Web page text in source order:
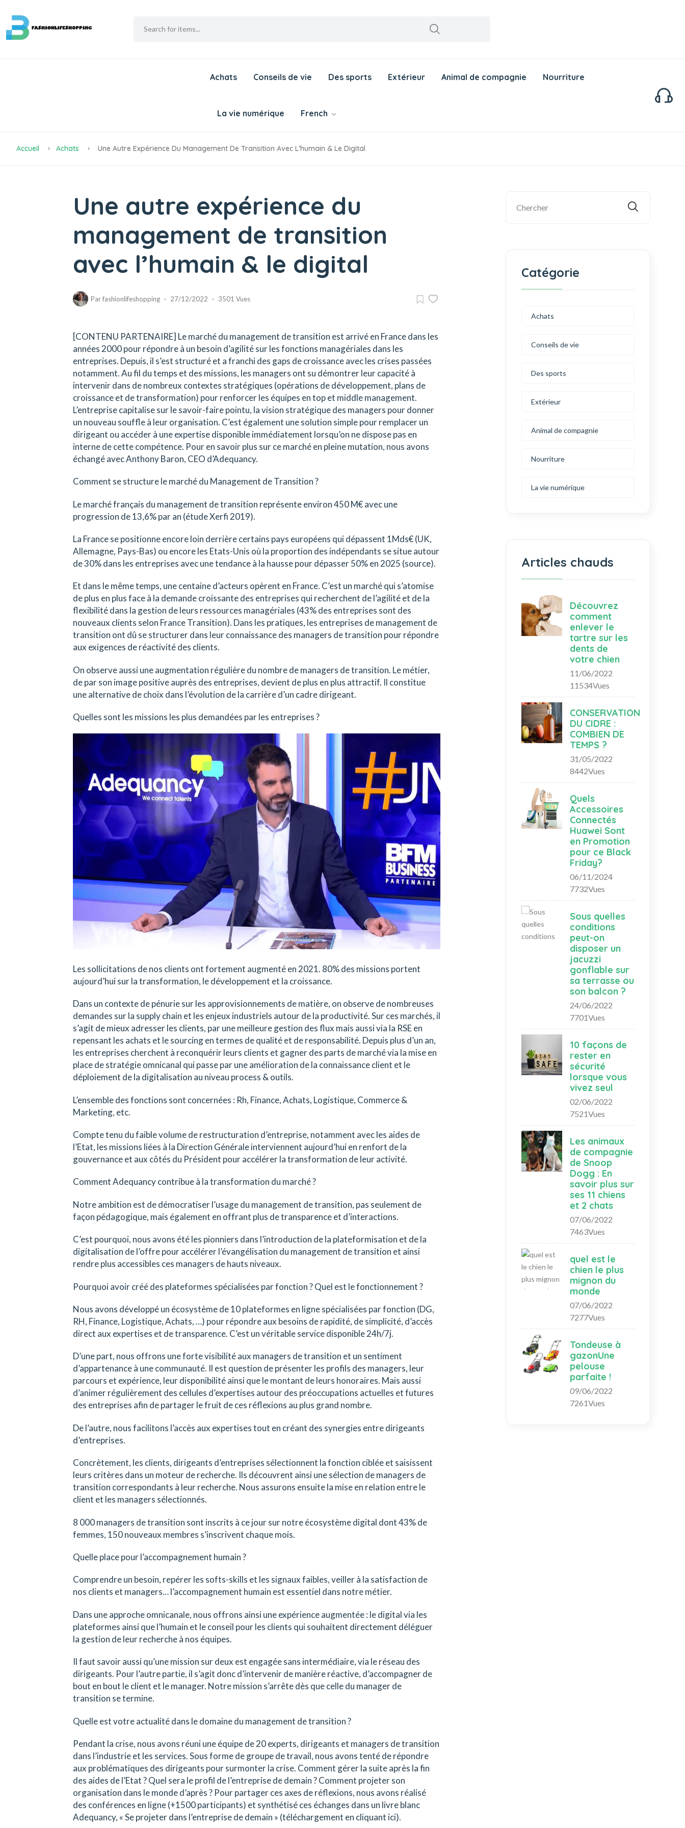
Achats Conseils de vie Des sports Extérieur Animal de compagnie Nourriture
La vie numérique French
Accueil Achats Une Autre Expérience Du Management De Transition Avec L’humain & Le Digital
Une autre expérience du
management de transition
avec l’humain & le digital
Parfashionlifeshopping 27/12/2022 3501 Vues
[CONTENU PARTENAIRE] Le marché du management de transition est arrivé en France dans les
années 2000 pour répondre à un besoin d’agilité sur les fonctions managériales dans les
entreprises. Depuis, il s’est structuré et a franchi des gaps de croissance avec les crises passées
notamment. Au fil du temps et des missions, les managers ont su démontrer leur capacité à
intervenir dans de nombreux contextes stratégiques (opérations de développement, plans de
croissance et de transformation) pour renforcer les équipes en top et middle management.
L’entreprise capitalise sur le savoir-faire pointu, la vision stratégique des managers pour donner
un nouveau souffle à leur organisation. C’est également une solution simple pour remplacer un
dirigeant ou accéder à une expertise disponible immédiatement lorsqu’on ne dispose pas en
interne de cette compétence. Pour en savoir plus sur ce marché en pleine mutation, nous avons
échangé avec Anthony Baron, CEO d’Adequancy.
Comment se structure le marché du Management de Transition ?
Le marché français du management de transition représente environ 450 M€ avec une
progression de 13,6% par an (étude Xerfi 2019).
La France se positionne encore loin derrière certains pays européens qui dépassent 1Mds€ (UK,
Allemagne, Pays-Bas) ou encore les Etats-Unis où la proportion des indépendants se situe autour
de 30% dans les entreprises avec une tendance à la hausse pour dépasser 50% en 2025 (source).
Et dans le même temps, une centaine d’acteurs opèrent en France. C’est un marché qui s’atomise
de plus en plus face à la demande croissante des entreprises qui recherchent de l’agilité et de la
flexibilité dans la gestion de leurs ressources managériales (43% des entreprises sont des
nouveaux clients selon France Transition). Dans les pratiques, les entreprises de management de
transition ont dû se structurer dans leur connaissance des managers de transition pour répondre
aux exigences de réactivité des clients.
On observe aussi une augmentation régulière du nombre de managers de transition. Le métier,
de par son image positive auprès des entreprises, devient de plus en plus attractif. Il constitue
une alternative de choix dans l’évolution de la carrière d’un cadre dirigeant.
Quelles sont les missions les plus demandées par les entreprises ?
Les sollicitations de nos clients ont fortement augmenté en 2021. 80% des missions portent
aujourd’hui sur la transformation, le développement et la croissance.
Dans un contexte de pénurie sur les approvisionnements de matière, on observe de nombreuses
demandes sur la supply chain et les enjeux industriels autour de la productivité. Sur ces marchés, il
s’agit de mieux adresser les clients, par une meilleure gestion des flux mais aussi via la RSE en
repensant les achats et le sourcing en termes de qualité et de responsabilité. Depuis plus d’un an,
les entreprises cherchent à reconquérir leurs clients et gagner des parts de marché via la mise en
place de stratégie omnicanal qui passe par une amélioration de la connaissance client et le
déploiement de la digitalisation au niveau process & outils.
L’ensemble des fonctions sont concernées : Rh, Finance, Achats, Logistique, Commerce &
Marketing, etc.
Compte tenu du faible volume de restructuration d’entreprise, notamment avec les aides de
l’Etat, les missions liées à la Direction Générale interviennent aujourd’hui en renfort de la
gouvernance et aux côtés du Président pour accélérer la transformation de leur activité.
Comment Adequancy contribue à la transformation du marché ?
Notre ambition est de démocratiser l’usage du management de transition, pas seulement de
façon pédagogique, mais également en offrant plus de transparence et d’interactions.
C’est pourquoi, nous avons été les pionniers dans l’introduction de la plateformisation et de la
digitalisation de l’offre pour accélérer l’évangélisation du management de transition et ainsi
rendre plus accessibles ces managers de hauts niveaux.
Pourquoi avoir créé des plateformes spécialisées par fonction ? Quel est le fonctionnement ?
Nous avons développé un écosystème de 10 plateformes en ligne spécialisées par fonction (DG,
RH, Finance, Logistique, Achats, …) pour répondre aux besoins de rapidité, de simplicité, d’accès
direct aux expertises et de transparence. C’est un véritable service disponible 24h/7j.
D’une part, nous offrons une forte visibilité aux managers de transition et un sentiment
d’appartenance à une communauté. Il est question de présenter les profils des managers, leur
parcours et expérience, leur disponibilité ainsi que le montant de leurs honoraires. Mais aussi
d’animer régulièrement des cellules d’expertises autour des préoccupations actuelles et futures
des entreprises afin de partager le fruit de ces réflexions au plus grand nombre.
De l’autre, nous facilitons l’accès aux expertises tout en créant des synergies entre dirigeants
d’entreprises.
Concrètement, les clients, dirigeants d’entreprises sélectionnent la fonction ciblée et saisissent
leurs critères dans un moteur de recherche. Ils découvrent ainsi une sélection de managers de
transition correspondants à leur recherche. Nous assurons ensuite la mise en relation entre le
client et les managers sélectionnés.
8 000 managers de transition sont inscrits à ce jour sur notre écosystème digital dont 43% de
femmes, 150 nouveaux membres s’inscrivent chaque mois.
Quelle place pour l’accompagnement humain ?
Comprendre un besoin, repérer les softs-skills et les signaux faibles, veiller à la satisfaction de
nos clients et managers… l’accompagnement humain est essentiel dans notre métier.
Dans une approche omnicanale, nous offrons ainsi une expérience augmentée : le digital via les
plateformes ainsi que l’humain et le conseil pour les clients qui souhaitent directement déléguer
la gestion de leur recherche à nos équipes.
Il faut savoir aussi qu’une mission sur deux est engagée sans intermédiaire, via le réseau des
dirigeants. Pour l’autre partie, il s’agit donc d’intervenir de manière réactive, d’accompagner de
bout en bout le client et le manager. Notre mission s’arrête dès que celle du manager de
transition se termine.
Quelle est votre actualité dans le domaine du management de transition ?
Pendant la crise, nous avons réuni une équipe de 20 experts, dirigeants et managers de transition
dans l’industrie et les services. Sous forme de groupe de travail, nous avons tenté de répondre
aux problématiques des dirigeants pour surmonter la crise. Comment gérer la suite après la fin
des aides de l’Etat ? Quel sera le profil de l’entreprise de demain ? Comment projeter son
organisation dans le monde d’après ? Pour partager ces axes de réflexions, nous avons réalisé
des conférences en ligne (+1500 participants) et synthétisé ces échanges dans un livre blanc
Adequancy, « Se projeter dans l’entreprise de demain » (téléchargement en cliquant ici).
Catégorie
Achats
Conseils de vie
Des sports
Extérieur
Animal de compagnie
Nourriture
La vie numérique
Articles chauds
Découvrez
comment
enlever le
tartre sur les
dents de
votre chien
11/06/2022
11534Vues
CONSERVATION
DU CIDRE :
COMBIEN DE
TEMPS ?
31/05/2022
8442Vues
Quels
Accessoires
Connectés
Huawei Sont
en Promotion
pour ce Black
Friday?
06/11/2024
7732Vues
Sous quelles
conditions
peut-on
disposer un
jacuzzi
gonflable sur
sa terrasse ou
son balcon ?
24/06/2022
7701Vues
10 façons de
rester en
sécurité
lorsque vous
vivez seul
02/06/2022
7521Vues
Les animaux
de compagnie
de Snoop
Dogg : En
savoir plus sur
ses 11 chiens
et 2 chats
07/06/2022
7463Vues
quel est le
chien le plus
mignon du
monde
07/06/2022
7277Vues
Tondeuse à
gazonUne
pelouse
parfaite !
09/06/2022
7261Vues